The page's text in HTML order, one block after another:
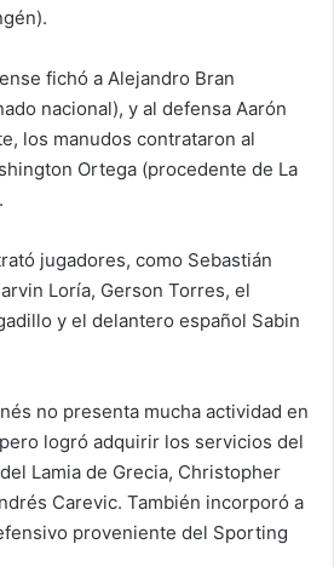
fichó a Alejandro Bran
nacional), y al defensa Aarón
los manudos contrataron al
Ortega (procedente de La
jugadores, como Sebastián
Loría, Gerson Torres, el
y el delantero español Sabin
no presenta mucha actividad en
logró adquirir los servicios del
Lamia de Grecia, Christopher
Carevic. También incorporó a
proveniente del Sporting